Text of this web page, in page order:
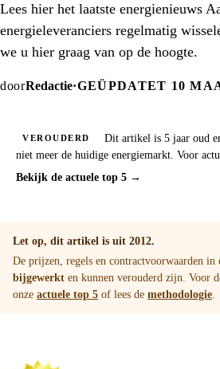
Lees hier het laatste energienieuws
energieleveranciers regelmatig
we u hier graag van op de hoogte.
doorRedactie·GEÜPDATET 10
VEROUDERD
Dit artikel is 5 jaar oud
niet meer de huidige energiemarkt. Voor
Bekijk de actuele top 5 →
Let op, dit artikel is uit 2012.
De prijzen, regels en contractvoorwaarden in
bijgewerkt en kunnen verouderd zijn. Voor
onze actuele top 5 of lees de methodologie.